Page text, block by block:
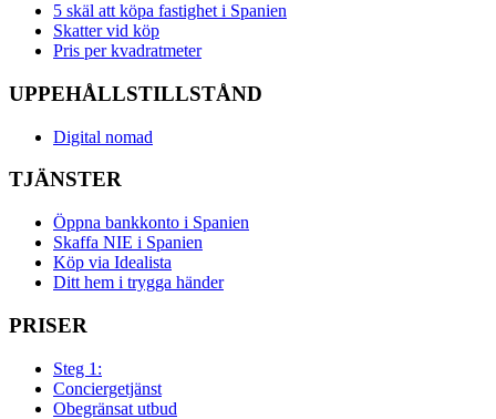
5 skäl att köpa fastighet i Spanien
Skatter vid köp
Pris per kvadratmeter
UPPEHÅLLSTILLSTÅND
Digital nomad
TJÄNSTER
Öppna bankkonto i Spanien
Skaffa NIE i Spanien
Köp via Idealista
Ditt hem i trygga händer
PRISER
Steg 1:
Conciergetjänst
Obegränsat utbud